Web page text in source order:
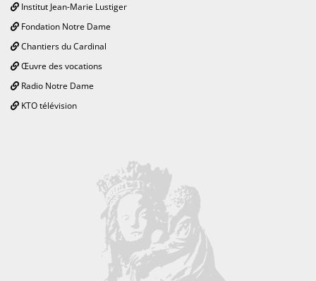
Institut Jean-Marie Lustiger
Fondation Notre Dame
Chantiers du Cardinal
Œuvre des vocations
Radio Notre Dame
KTO télévision